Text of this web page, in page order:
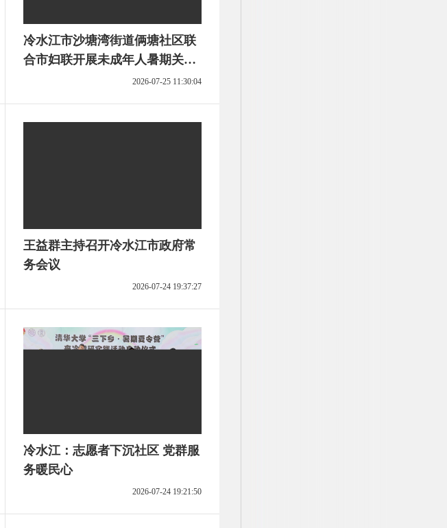
冷水江市沙塘湾街道俩塘社区联
合市妇联开展未成年人暑期关爱
2026-07-25 11:30:04
王益群主持召开冷水江市政府常
务会议
2026-07-24 19:37:27
冷水江：志愿者下沉社区 党群服
务暖民心
2026-07-24 19:21:50